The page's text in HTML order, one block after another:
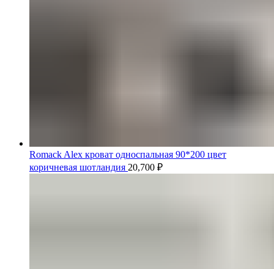
Romack Alex кроват односпальная 90*200 цвет
коричневая шотландия 20,700 ₽